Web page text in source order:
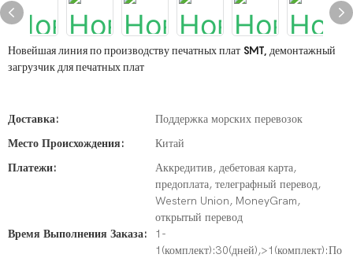
Новейшая линия по производству печатных плат SMT, демонтажный
загрузчик для печатных плат
Доставка:
Поддержка морских перевозок
Место Происхождения:
Китай
Платежи:
Аккредитив, дебетовая карта,
предоплата, телеграфный перевод,
Western Union, MoneyGram,
открытый перевод
Время Выполнения Заказа:
1-
1(комплект):30(дней),>1(комплект):По